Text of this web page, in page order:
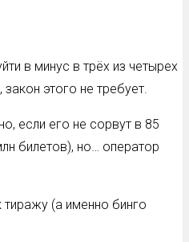
в минус в трёх из четырех
этого не требует.
если его не сорвут в 85
билетов), но… оператор
(а именно бинго